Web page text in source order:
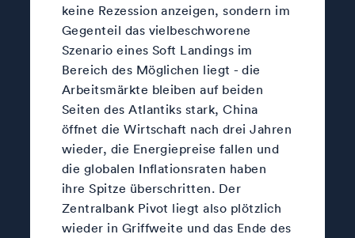
keine Rezession anzeigen, sondern im
Gegenteil das vielbeschworene
Szenario eines Soft Landings im
Bereich des Möglichen liegt - die
Arbeitsmärkte bleiben auf beiden
Seiten des Atlantiks stark, China
öffnet die Wirtschaft nach drei Jahren
wieder, die Energiepreise fallen und
die globalen Inflationsraten haben
ihre Spitze überschritten. Der
Zentralbank Pivot liegt also plötzlich
wieder in Griffweite und das Ende des